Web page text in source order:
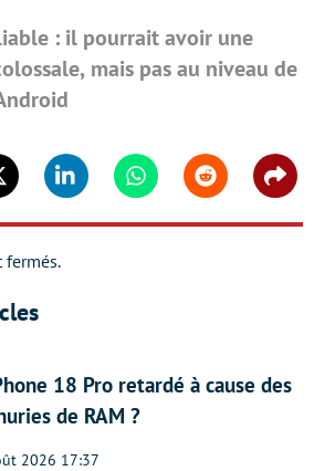
: il pourrait avoir une
mais pas au niveau de
Linkedin WhatsappReddit
fermés.
18 Pro retardé à cause des
de RAM ?
2026 17:37